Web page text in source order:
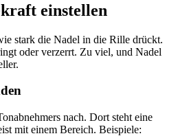
einstellen
stark die Nadel in die Rille drückt.
oder verzerrt. Zu viel, und Nadel
nach. Dort steht eine
mit einem Bereich. Beispiele: